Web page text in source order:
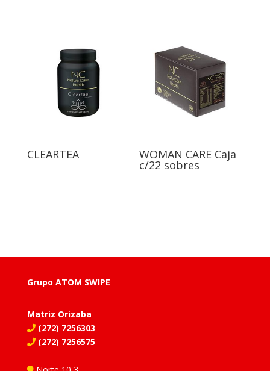
CLEARTEA WOMAN CARE Caja
c/22 sobres
Grupo ATOM SWIPE
Matriz Orizaba
(272) 7256303
(272) 7256575